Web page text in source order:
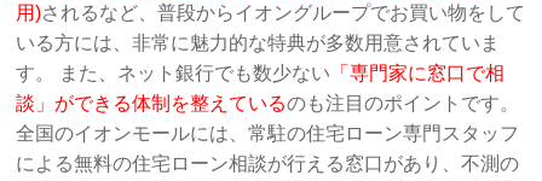
用)されるなど、普段からイオングループでお買い物をして
いる方には、非常に魅力的な特典が多数用意されていま
す。 また、ネット銀行でも数少ない 「専門家に窓口で相
談」ができる体制を整えているのも注目のポイントです。
全国のイオンモールには、常駐の住宅ローン専門スタッフ
による無料の住宅ローン相談が行える窓口があり、不測の